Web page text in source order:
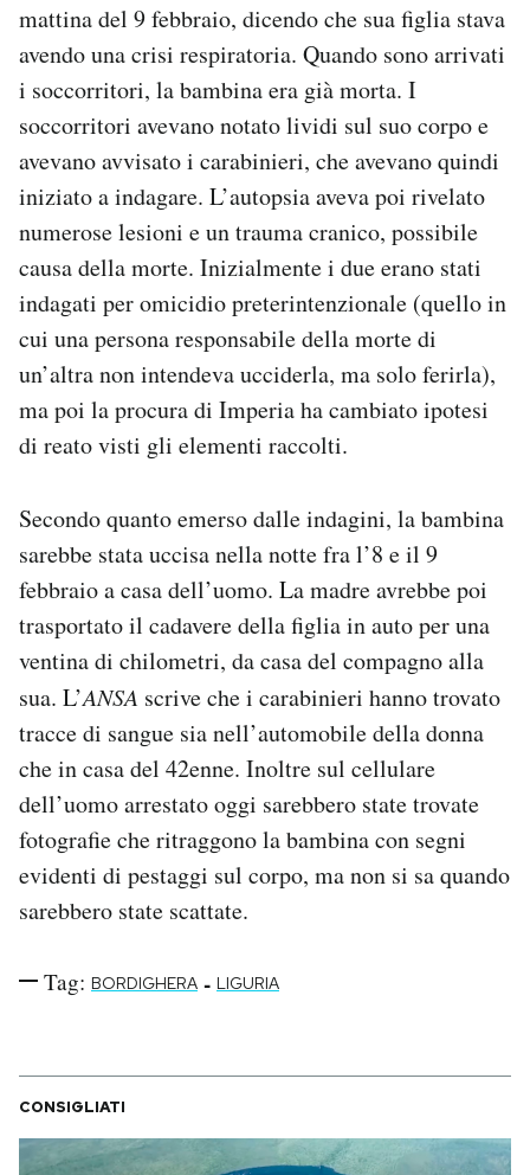
mattina del 9 febbraio, dicendo che sua figlia stava
avendo una crisi respiratoria. Quando sono arrivati
i soccorritori, la bambina era già morta. I
soccorritori avevano notato lividi sul suo corpo e
avevano avvisato i carabinieri, che avevano quindi
iniziato a indagare. L’autopsia aveva poi rivelato
numerose lesioni e un trauma cranico, possibile
causa della morte. Inizialmente i due erano stati
indagati per omicidio preterintenzionale (quello in
cui una persona responsabile della morte di
un’altra non intendeva ucciderla, ma solo ferirla),
ma poi la procura di Imperia ha cambiato ipotesi
di reato visti gli elementi raccolti.
Secondo quanto emerso dalle indagini, la bambina
sarebbe stata uccisa nella notte fra l’8 e il 9
febbraio a casa dell’uomo. La madre avrebbe poi
trasportato il cadavere della figlia in auto per una
ventina di chilometri, da casa del compagno alla
sua. L’ANSA scrive che i carabinieri hanno trovato
tracce di sangue sia nell’automobile della donna
che in casa del 42enne. Inoltre sul cellulare
dell’uomo arrestato oggi sarebbero state trovate
fotografie che ritraggono la bambina con segni
evidenti di pestaggi sul corpo, ma non si sa quando
sarebbero state scattate.
Tag: BORDIGHERA - LIGURIA
CONSIGLIATI